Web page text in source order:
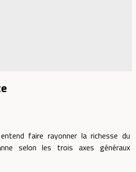
faire rayonner la richesse du
selon les trois axes généraux